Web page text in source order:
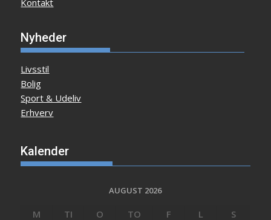
Nyheder
Livsstil
Bolig
Sport & Udeliv
Erhverv
Kalender
AUGUST 2026
M TI O TO F L S